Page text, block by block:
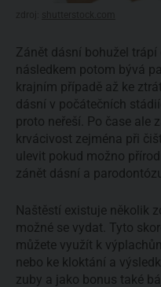
Zánět dásní bohužel
následkem potom bývá
krajním případě až ke
dásní v počátečních
proto neřeší. Po čase ale
krvácivost zejména při
ulevit pokud možno
zánět dásní a
Naštěstí existuje několik
možné se vydat. Tyto
můžete využít k
nebo ke kloktání a
zuby a jako bonus také